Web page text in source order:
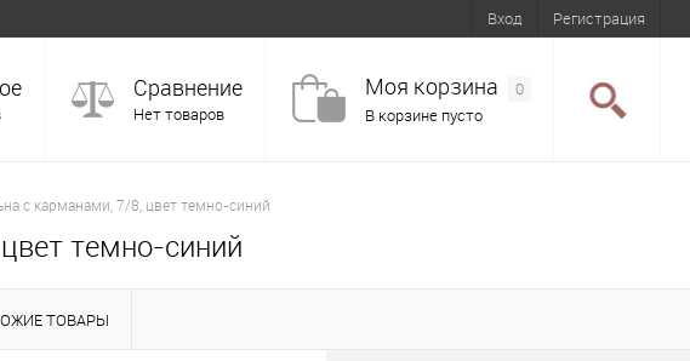
Вход Регистрация
Сравнение
Нет товаров
Моя корзина
0
В корзине пусто
с карманами, 7/8, цвет темно-синий
темно-синий
ТОВАРЫ